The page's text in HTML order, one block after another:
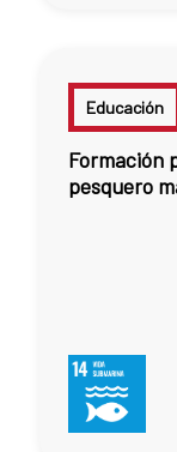
Educación
Formación
pesquero